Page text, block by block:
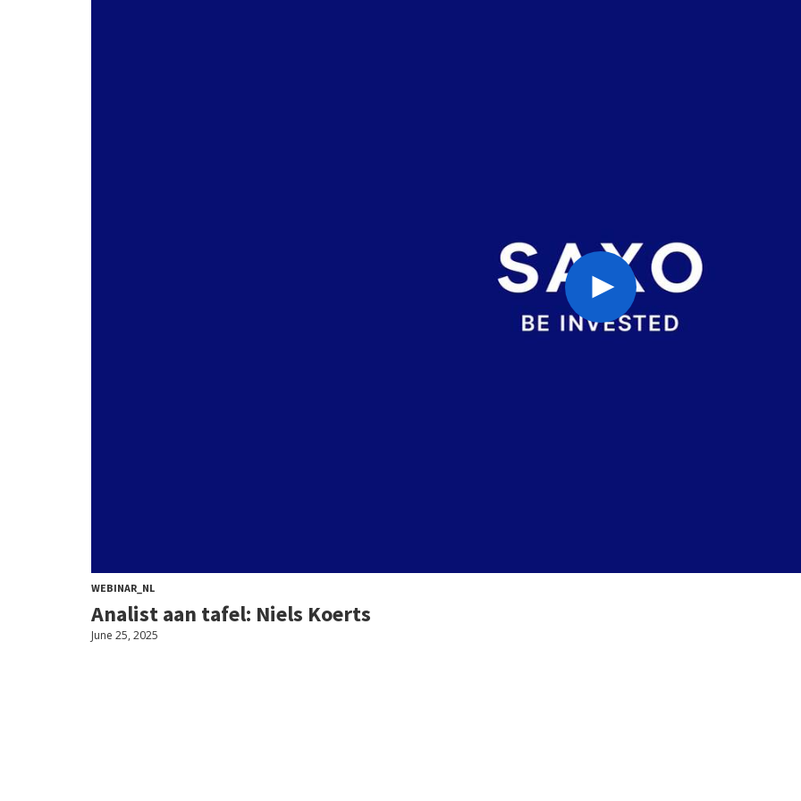
WEBINAR_NL
Analist aan tafel: Niels Koerts
June 25, 2025